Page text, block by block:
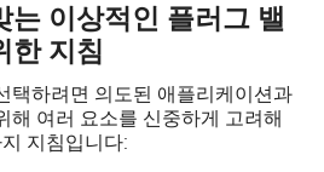
는 이상적인 플러그 밸
한 지침
택하려면 의도된 애플리케이션과
해 여러 요소를 신중하게 고려해
지침입니다: